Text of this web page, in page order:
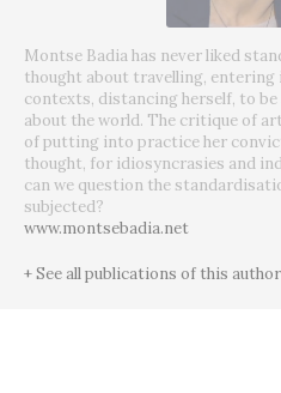
Montse Badia has never liked
thought about travelling,
contexts, distancing herself, to
about the world. The critique of
of putting into practice her
thought, for idiosyncrasies and
can we question the
subjected?
www.montsebadia.net
+ See all publications of this author